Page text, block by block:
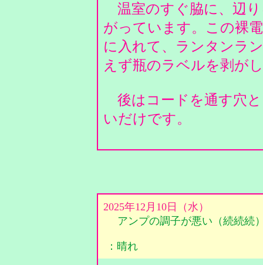
温室のすぐ脇に、辺
がっています。この裸
に入れて、ランタンラ
えず瓶のラベルを剥が
後はコードを通す穴
いだけです。
2025年12月10日（水）
アンプの調子が悪い（続続続
：晴れ